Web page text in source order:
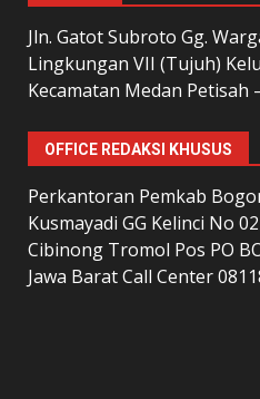
Jln. Gatot Subroto Gg.
Lingkungan VII (Tujuh)
Kecamatan Medan Petisah
OFFICE REDAKSI KHUSUS
Perkantoran Pemkab
Kusmayadi GG Kelinci No
Cibinong Tromol Pos PO
Jawa Barat Call Center